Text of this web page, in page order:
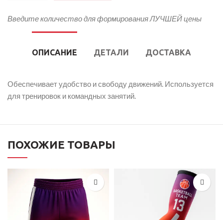
Введите количество для формирования ЛУЧШЕЙ цены
ОПИСАНИЕ ДЕТАЛИ ДОСТАВКА
Обеспечивает удобство и свободу движений. Используется
для тренировок и командных занятий.
ПОХОЖИЕ ТОВАРЫ